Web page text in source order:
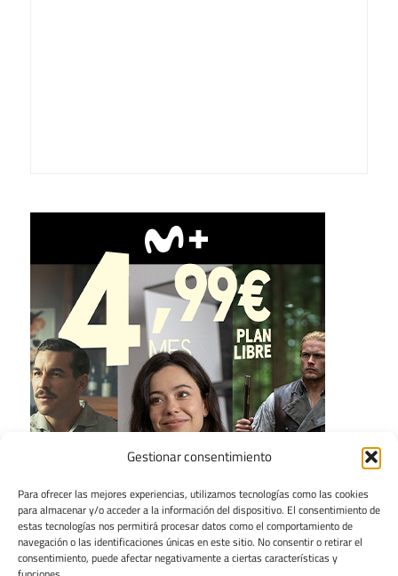
Gestionar consentimiento
Para ofrecer las mejores experiencias, utilizamos tecnologías como las cookies
para almacenar y/o acceder a la información del dispositivo. El consentimiento de
estas tecnologías nos permitirá procesar datos como el comportamiento de
navegación o las identificaciones únicas en este sitio. No consentir o retirar el
consentimiento, puede afectar negativamente a ciertas características y